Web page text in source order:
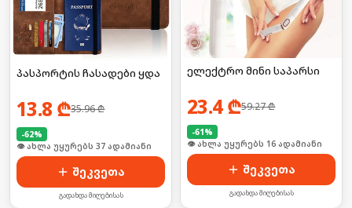
პასპორტის ჩასადები ყდა
13.8 ₾35.96₾
-62%
🛒 ბოლო 24სთ-ში იყიდა 50-მა
შეკვეთა
გადახდა მიღებისას
ელექტრო მინი საპარსი
23.4₾59.27₾
-61%
🛒 ბოლო 24სთ-ში იყიდა 22-მა
შეკვეთა
გადახდა მიღებისას